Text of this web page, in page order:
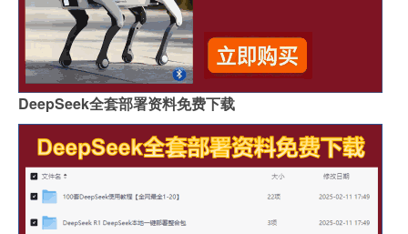
DeepSeek全套部署资料免费下载